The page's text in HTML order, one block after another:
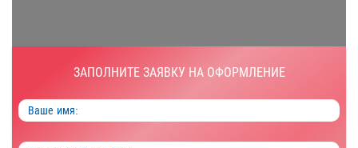
ЗАПОЛНИТЕ ЗАЯВКУ НА ОФОРМЛЕНИЕ